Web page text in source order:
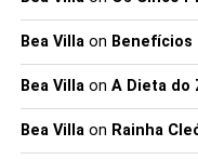
Bea Villaon Benefícios
Bea Villaon A Dieta do
Bea Villaon Rainha